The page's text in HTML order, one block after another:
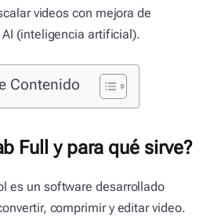
videos con mejora de
(inteligencia artificial).
Contenido
Full y para qué sirve?
es un software desarrollado
comprimir y editar video.